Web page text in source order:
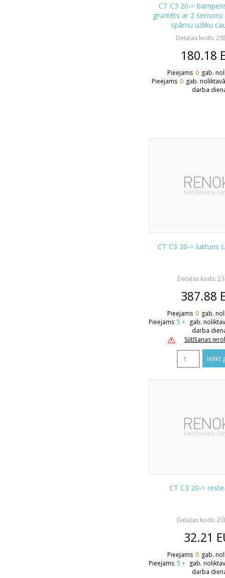
CT C3 20->
gruntēts ar 2
spārnu uzliku
Detaļas kods:
180.18
Pieejams 0 gab.
Pieejams 0 gab.
darba
CT C3 20-> lukturis
Detaļas kods:
387.88
Pieejams 0 gab.
Pieejams 5 + gab.
darba
Sūtīšanas
CT C3 20->
Detaļas kods:
32.21
Pieejams 0 gab.
Pieejams 5 + gab.
darba